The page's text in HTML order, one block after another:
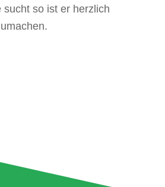
sucht so ist er herzlich